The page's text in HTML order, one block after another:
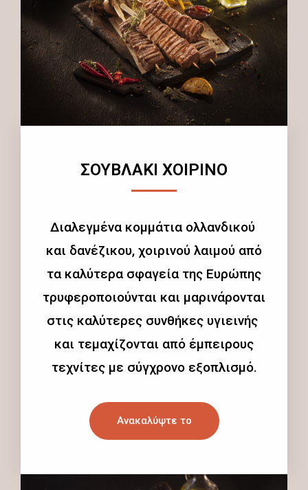
ΣΟΥΒΛΑΚΙ ΧΟΙΡΙΝΟ
Διαλεγμένα κομμάτια ολλανδικού
και δανέζικου, χοιρινού λαιμού από
τα καλύτερα σφαγεία της Ευρώπης
τρυφεροποιούνται και μαρινάρονται
στις καλύτερες συνθήκες υγιεινής
και τεμαχίζονται από έμπειρους
τεχνίτες με σύγχρονο εξοπλισμό.
Ανακαλύψτε το